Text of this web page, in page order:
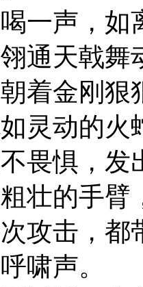
一声，如
通天戟舞
着金刚狠
灵动的火
畏惧，发
壮的手臂
攻击，都
啸声。